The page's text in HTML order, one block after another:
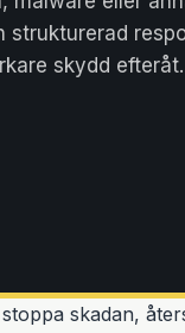
strukturerad
skydd efteråt.
skadan,